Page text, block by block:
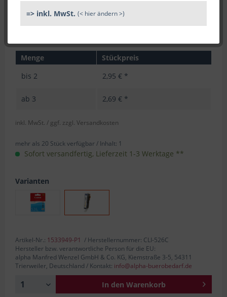
Menge
Stückpreis
bis 2 2,95 € *
ab 3 2,69 € *
inkl. MwSt. / ggf. zzgl. Versandkosten
mehr als 20 Stück verfügbar / Inhalt: 1
Sofort versandfertig, Lieferzeit 1-3 Werktage **
Varianten
Artikel-Nr.: 1533949-P1 / Herstellernummer: CLI-526C
Hersteller bzw. verantwortliche Person für die EU:
alpha Manfred Wenzel GmbH & Co. KG, Kiemstraße 3-5, 54311
Trierweiler, Deutschland / Kontakt: info@alpha-buerobedarf.de
In den Warenkorb
=> inkl. MwSt. (< hier ändern >)